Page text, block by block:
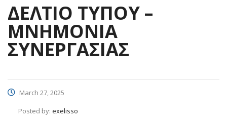
ΔΕΛΤΙΟ ΤΥΠΟΥ –
ΜΝΗΜΟΝΙΑ
ΣΥΝΕΡΓΑΣΙΑΣ
March 27, 2025
Posted by: exelisso